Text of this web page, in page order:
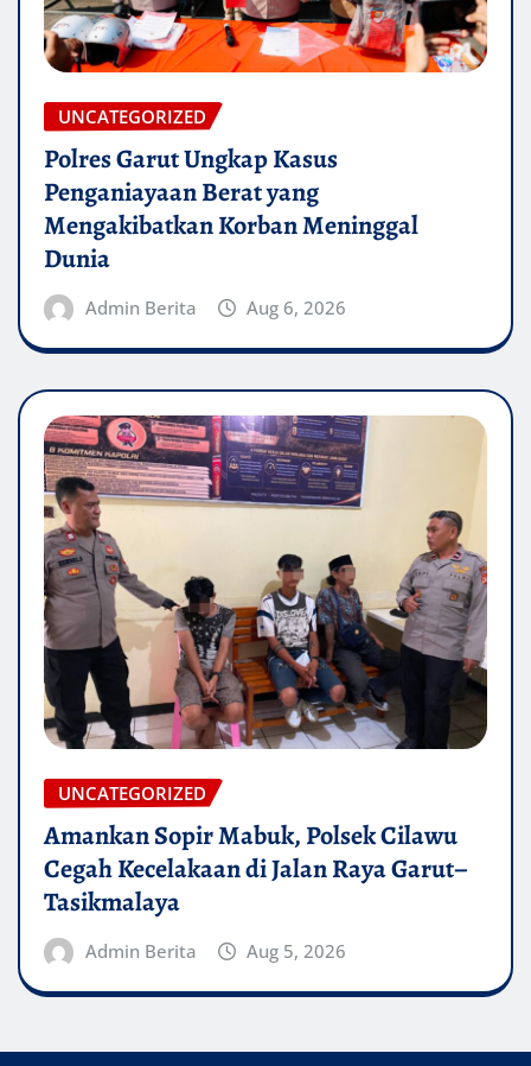
UNCATEGORIZED
Polres Garut Ungkap Kasus
Penganiayaan Berat yang
Mengakibatkan Korban Meninggal
Dunia
Admin Berita Aug 6, 2026
UNCATEGORIZED
Amankan Sopir Mabuk, Polsek Cilawu
Cegah Kecelakaan di Jalan Raya Garut–
Tasikmalaya
Admin Berita Aug 5, 2026